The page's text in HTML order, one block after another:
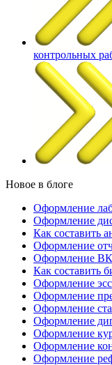
контрольных
Новое в блоге
Оформление
Оформление
Как составить
Оформление
Оформление
Как составить
Оформление
Оформление
Оформление
Оформление
Оформление
Оформление
Оформление